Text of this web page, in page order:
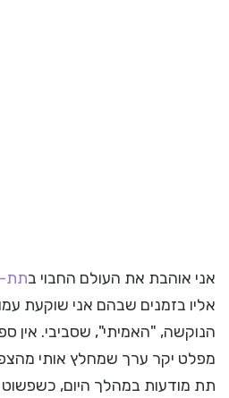
אני אוהבת את העולם החבוי ב
אליו בזמנים שבהם אני שוקעת
הנוקשה, "האמיתי", שסביבי. אין
מפלט יקר ערך שמחלץ אותי
תת מודעות במהלך היום, כשפשוט